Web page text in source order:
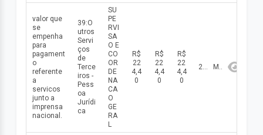
valor que
se
empenha
para
pagament
o
referente
a
servicos
junto a
imprensa
nacional.
39:O
utros
Servi
ços
de
Terce
iros -
Pess
oa
Jurídi
ca
SU
PE
RVI
SA
O E
CO
OR
DE
NA
CA
O
GE
RA
L
R$
22
4,4
0
R$
22
4,4
0
R$
22
4,4
0
2026 Maio